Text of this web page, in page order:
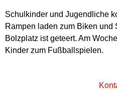
Schulkinder und Jugendliche
Rampen laden zum Biken und
Bolzplatz ist geteert. Am
Kinder zum Fußballspielen.